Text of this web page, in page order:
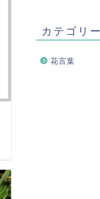
カテゴリー
花言葉